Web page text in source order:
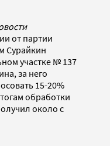
от партии
Сурайкин
участке № 137
за него
15-20%
обработки
около с